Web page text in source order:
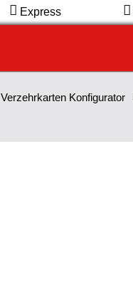
Express
Verzehrkarten Konfigurator